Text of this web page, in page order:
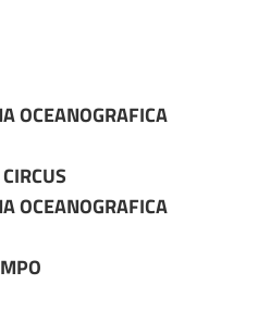
OCEANOGRAFICA
OCEANOGRAFICA